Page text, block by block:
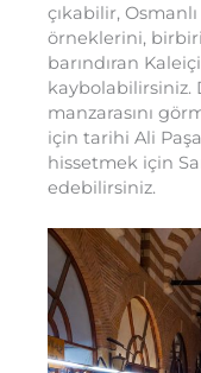
çıkabilir,
örneklerini,
barındıran
kaybolabilirsiniz.
manzarasını
için tarihi Ali Paşa
hissetmek için
edebilirsiniz.